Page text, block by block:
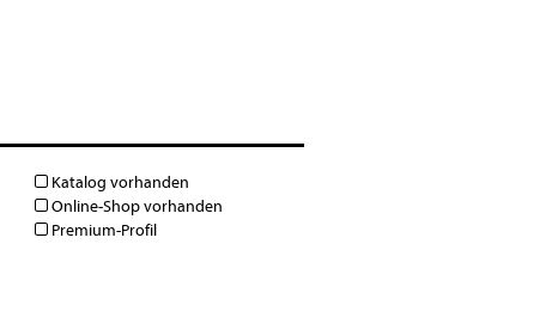
Katalog vorhanden
Online-Shop vorhanden
Premium-Profil